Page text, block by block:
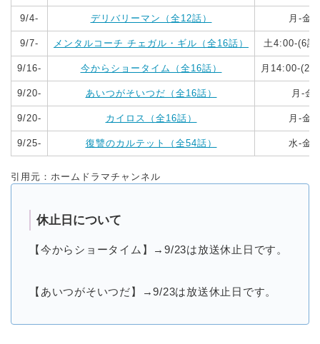
9/4- デリバリーマン（全12話） 月‐金
9/7- メンタルコーチ チェガル・ギル（全16話） 土4:00-(6話
9/16- 今からショータイム（全16話） 月14:00-(2
9/20- あいつがそいつだ（全16話） 月‐金
9/20- カイロス（全16話） 月‐金
9/25- 復讐のカルテット（全54話） 水-金
引用元：ホームドラマチャンネル
休止日について
【今からショータイム】→9/23は放送休止日です。
【あいつがそいつだ】→9/23は放送休止日です。